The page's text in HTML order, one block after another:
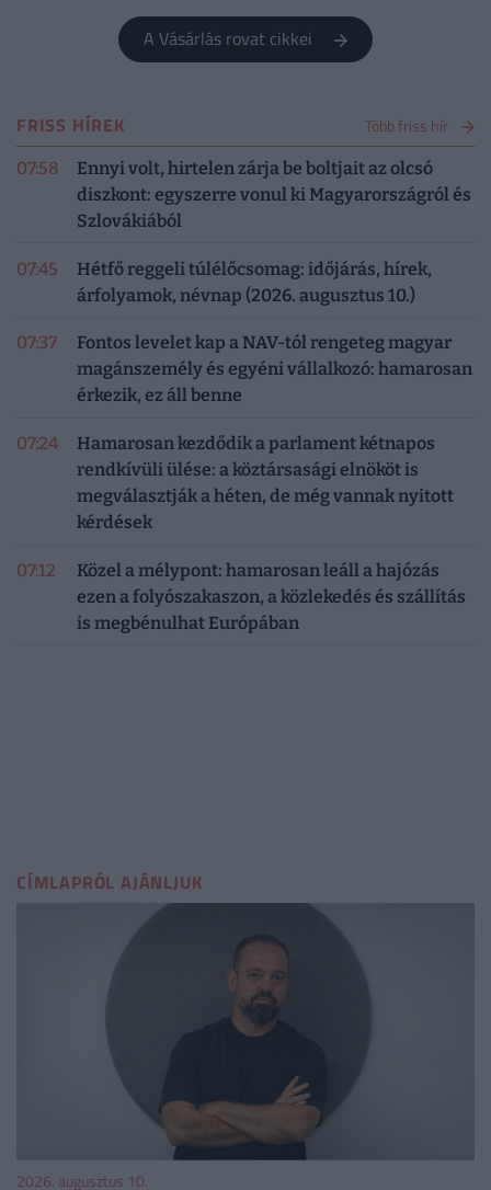
A Vásárlás rovat cikkei
FRISS HÍREK Több friss hír
07:58
Ennyi volt, hirtelen zárja be boltjait az olcsó
diszkont: egyszerre vonul ki Magyarországról és
Szlovákiából
07:45
Hétfő reggeli túlélőcsomag: időjárás, hírek,
árfolyamok, névnap (2026. augusztus 10.)
07:37
Fontos levelet kap a NAV-tól rengeteg magyar
magánszemély és egyéni vállalkozó: hamarosan
érkezik, ez áll benne
07:24
Hamarosan kezdődik a parlament kétnapos
rendkívüli ülése: a köztársasági elnököt is
megválasztják a héten, de még vannak nyitott
kérdések
07:12
Közel a mélypont: hamarosan leáll a hajózás
ezen a folyószakaszon, a közlekedés és szállítás
is megbénulhat Európában
CÍMLAPRÓL AJÁNLJUK
2026. augusztus 10.